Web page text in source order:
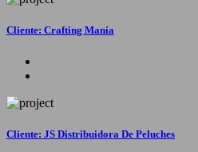
Cliente: Crafting Manía
Cliente: JS Distribuidora De Peluches